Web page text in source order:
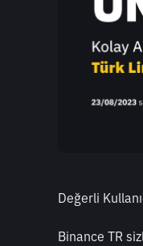
Değerli
Binance TR